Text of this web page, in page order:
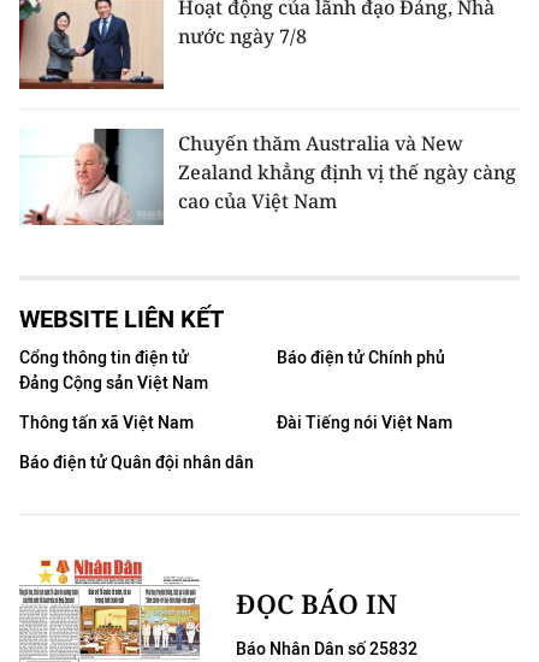
Hoạt động của lãnh đạo Đảng, Nhà
nước ngày 7/8
Chuyến thăm Australia và New
Zealand khẳng định vị thế ngày càng
cao của Việt Nam
WEBSITE LIÊN KẾT
Cổng thông tin điện tử
Đảng Cộng sản Việt Nam
Báo điện tử Chính phủ
Thông tấn xã Việt Nam
Đài Tiếng nói Việt Nam
Báo điện tử Quân đội nhân dân
ĐỌC BÁO IN
Báo Nhân Dân số 25832